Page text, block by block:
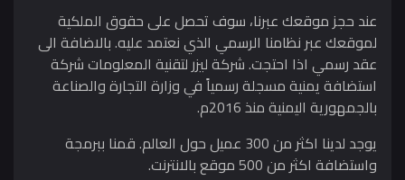
عند حجز موقعك عبرنا، سوف تحصل على حقوق الملكية
لموقعك عبر نظامنا الرسمي الذي نعتمد عليه. بالاضافة الى
عقد رسمي اذا احتجت. شركة ليزر لتقنية المعلومات شركة
استضافة يمنية مسجلة رسمياً في وزارة التجارة والصناعة
بالجمهورية اليمنية منذ 2016م.
يوجد لدينا اكثر من 300 عميل حول العالم. قمنا ببرمجة
واستضافة اكثر من 500 موقع بالانترنت.